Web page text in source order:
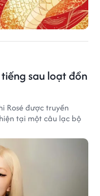
tiếng sau loạt đồn
Rosé được truyền
tại một câu lạc bộ